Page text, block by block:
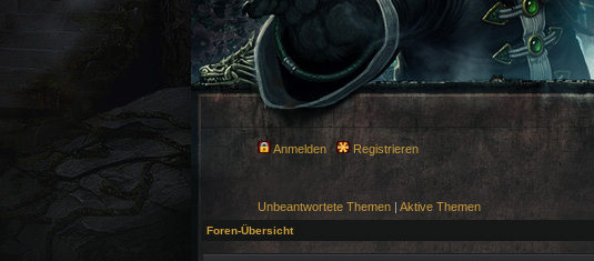
Anmelden Registrieren
Unbeantwortete Themen | Aktive Themen
Foren-Übersicht